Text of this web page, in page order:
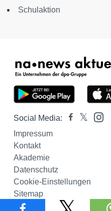
Schulaktion
Social Media:
Impressum
Kontakt
Akademie
Datenschutz
Cookie-Einstellungen
Sitemap